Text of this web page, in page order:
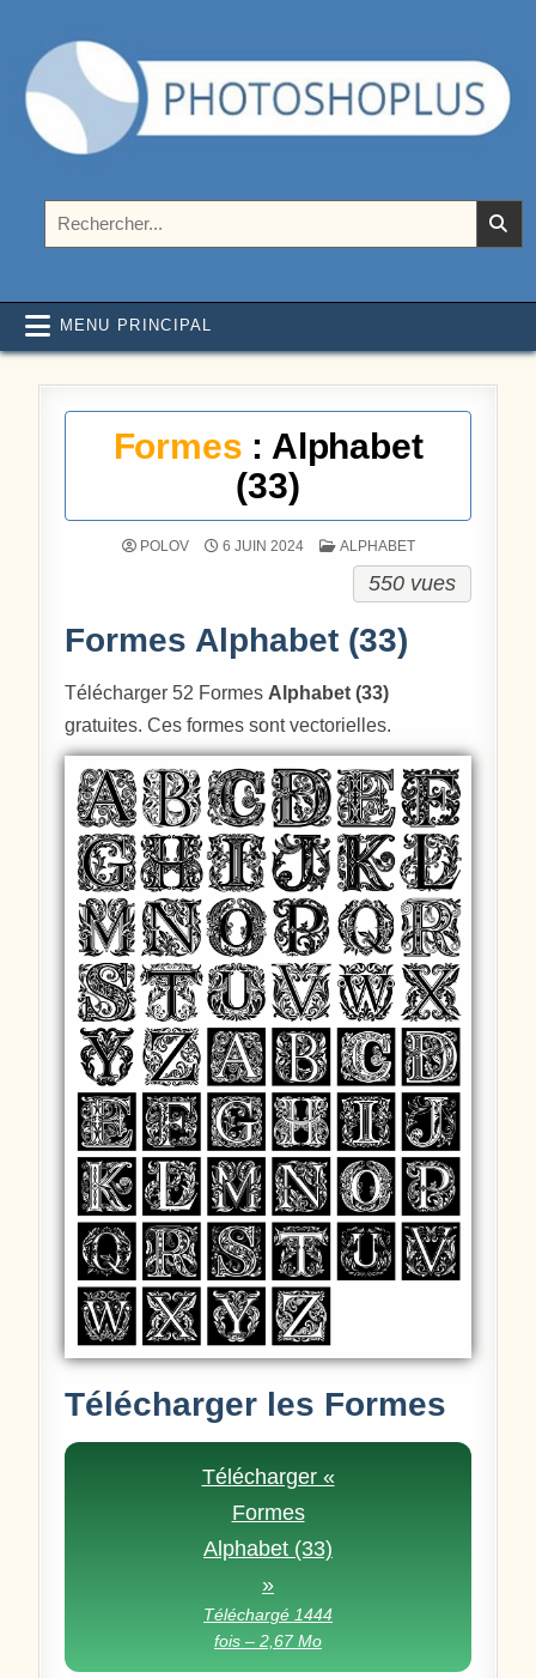
Photoshoplus
MENU PRINCIPAL
Formes : Alphabet
(33)
POLOV 6 JUIN 2024 POSTÉ DANS
ALPHABET
550 vues
Formes Alphabet (33)
Télécharger 52 Formes Alphabet (33)
gratuites. Ces formes sont vectorielles.
Télécharger les Formes
Télécharger «
Formes
Alphabet (33)
»
Téléchargé 1444
fois – 2,67 Mo